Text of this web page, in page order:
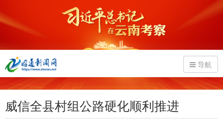
导航
威信全县村组公路硬化顺利推进